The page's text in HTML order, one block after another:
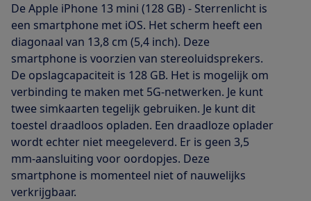
De Apple iPhone 13 mini (128 GB) - Sterrenlicht is
een smartphone met iOS. Het scherm heeft een
diagonaal van 13,8 cm (5,4 inch). Deze
smartphone is voorzien van stereoluidsprekers.
De opslagcapaciteit is 128 GB. Het is mogelijk om
verbinding te maken met 5G-netwerken. Je kunt
twee simkaarten tegelijk gebruiken. Je kunt dit
toestel draadloos opladen. Een draadloze oplader
wordt echter niet meegeleverd. Er is geen 3,5
mm-aansluiting voor oordopjes. Deze
smartphone is momenteel niet of nauwelijks
verkrijgbaar.